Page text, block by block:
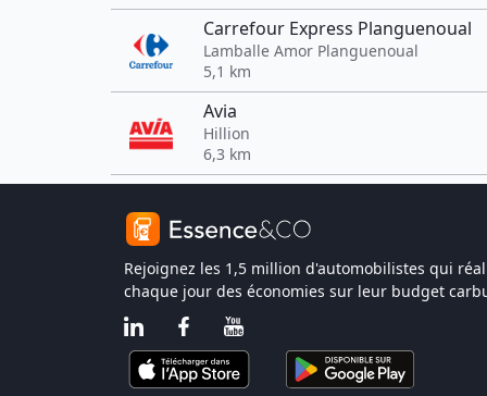
Carrefour Express Planguenoual
Lamballe Amor Planguenoual
5,1 km
Avia
Hillion
6,3 km
Rejoignez les 1,5 million d'automobilistes qui
chaque jour des économies sur leur budget